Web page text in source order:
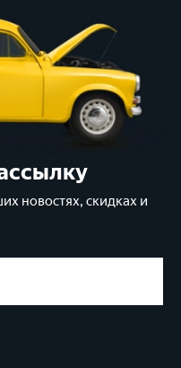
новостях, скидках и